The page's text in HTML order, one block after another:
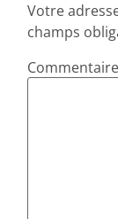
Votre
champs